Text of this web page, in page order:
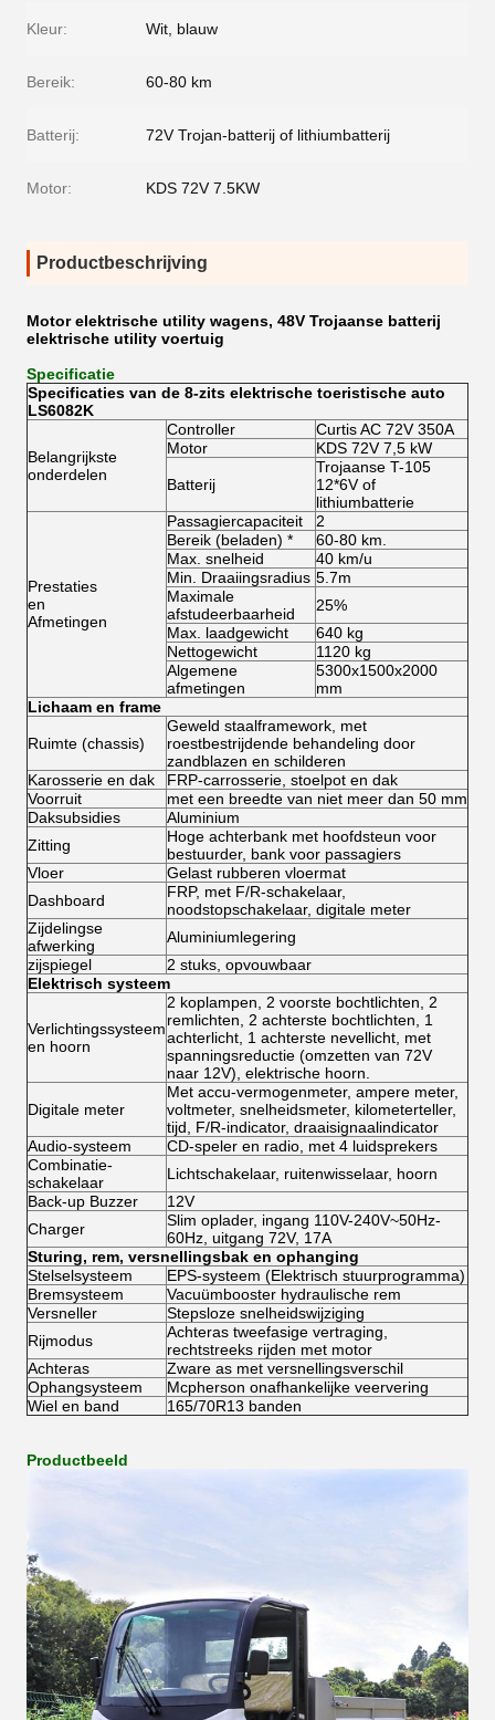
Kleur: Wit, blauw
Bereik: 60-80 km
Batterij: 72V Trojan-batterij of lithiumbatterij
Motor: KDS 72V 7.5KW
Productbeschrijving
Motor elektrische utility wagens, 48V Trojaanse batterij
elektrische utility voertuig
Specificatie
Specificaties van de 8-zits elektrische toeristische auto
LS6082K
Belangrijkste
onderdelen
Controller
Curtis AC 72V 350A
Motor
KDS 72V 7,5 kW
Batterij
Trojaanse T-105
12*6V of
lithiumbatterie
Prestaties
en
Afmetingen
Passagiercapaciteit
2
Bereik (beladen) *
60-80 km.
Max. snelheid
40 km/u
Min. Draaiingsradius 5.7m
Maximale
afstudeerbaarheid
25%
Max. laadgewicht
640 kg
Nettogewicht
1120 kg
Algemene
afmetingen
5300x1500x2000
mm
Lichaam en frame
Ruimte (chassis)
Geweld staalframework, met
roestbestrijdende behandeling door
zandblazen en schilderen
Karosserie en dak
FRP-carrosserie, stoelpot en dak
Voorruit
met een breedte van niet meer dan 50 mm
Daksubsidies
Aluminium
Zitting
Hoge achterbank met hoofdsteun voor
bestuurder, bank voor passagiers
Vloer
Gelast rubberen vloermat
Dashboard
FRP, met F/R-schakelaar,
noodstopschakelaar, digitale meter
Zijdelingse
afwerking
Aluminiumlegering
zijspiegel
2 stuks, opvouwbaar
Elektrisch systeem
Verlichtingssysteem
en hoorn
2 koplampen, 2 voorste bochtlichten, 2
remlichten, 2 achterste bochtlichten, 1
achterlicht, 1 achterste nevellicht, met
spanningsreductie (omzetten van 72V
naar 12V), elektrische hoorn.
Digitale meter
Met accu-vermogenmeter, ampere meter,
voltmeter, snelheidsmeter, kilometerteller,
tijd, F/R-indicator, draaisignaalindicator
Audio-systeem
CD-speler en radio, met 4 luidsprekers
Combinatie-
schakelaar
Lichtschakelaar, ruitenwisselaar, hoorn
Back-up Buzzer
12V
Charger
Slim oplader, ingang 110V-240V~50Hz-
60Hz, uitgang 72V, 17A
Sturing, rem, versnellingsbak en ophanging
Stelselsysteem
EPS-systeem (Elektrisch stuurprogramma)
Bremsysteem
Vacuümbooster hydraulische rem
Versneller
Stepsloze snelheidswijziging
Rijmodus
Achteras tweefasige vertraging,
rechtstreeks rijden met motor
Achteras
Zware as met versnellingsverschil
Ophangsysteem
Mcpherson onafhankelijke veervering
Wiel en band
165/70R13 banden
Productbeeld